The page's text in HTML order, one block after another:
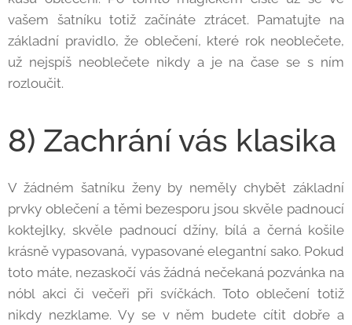
vašem šatníku totiž začínáte ztrácet. Pamatujte na
základní pravidlo, že oblečení, které rok neoblečete,
už nejspíš neoblečete nikdy a je na čase se s ním
rozloučit.
8) Zachrání vás klasika
V žádném šatníku ženy by neměly chybět základní
prvky oblečení a těmi bezesporu jsou skvěle padnoucí
koktejlky, skvěle padnoucí džíny, bílá a černá košile
krásně vypasovaná, vypasované elegantní sako. Pokud
toto máte, nezaskočí vás žádná nečekaná pozvánka na
nóbl akci či večeři při svíčkách. Toto oblečení totiž
nikdy nezklame. Vy se v něm budete cítit dobře a